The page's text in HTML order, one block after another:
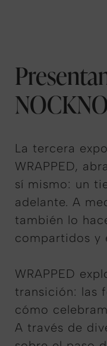
La tercera
WRAPPED,
sí mismo: un
adelante. A
también lo
compartidos y
WRAPPED
transición: las
cómo
A través de